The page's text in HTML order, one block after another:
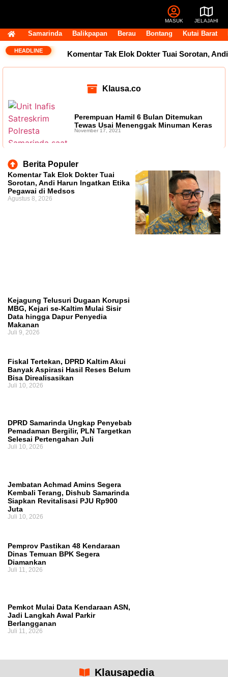
MASUK JELAJAHI
Samarinda Balikpapan Berau Bontang Kutai Barat
HEADLINE Komentar Tak Elok Dokter Tuai Sorotan, Andi
Usai Terpilih Aklamasi, Andi Satya Pasang
Target Golkar Kuasai DPRD Samarinda
Komentar Pegawai RSUD IA Moeis Tuai
Kecaman, Inspektorat Siapkan Pendalaman
Dana Transfer Rp2,5 Triliun Masih Tertahan,
Klausa.co
Perempuan Hamil 6 Bulan Ditemukan
Tewas Usai Menenggak Minuman Keras
November 17, 2021
Berita Populer
Komentar Tak Elok Dokter Tuai
Sorotan, Andi Harun Ingatkan Etika
Pegawai di Medsos
Agustus 8, 2026
Kejagung Telusuri Dugaan Korupsi
MBG, Kejari se-Kaltim Mulai Sisir
Data hingga Dapur Penyedia
Makanan
Juli 9, 2026
Fiskal Tertekan, DPRD Kaltim Akui
Banyak Aspirasi Hasil Reses Belum
Bisa Direalisasikan
Juli 10, 2026
DPRD Samarinda Ungkap Penyebab
Pemadaman Bergilir, PLN Targetkan
Selesai Pertengahan Juli
Juli 10, 2026
Jembatan Achmad Amins Segera
Kembali Terang, Dishub Samarinda
Siapkan Revitalisasi PJU Rp900
Juta
Juli 10, 2026
Pemprov Pastikan 48 Kendaraan
Dinas Temuan BPK Segera
Diamankan
Juli 11, 2026
Pemkot Mulai Data Kendaraan ASN,
Jadi Langkah Awal Parkir
Berlangganan
Juli 11, 2026
Klausapedia